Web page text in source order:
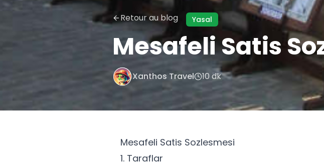
Retour au blog Yasal
Mesafeli Satis
Xanthos Travel 10 dk
Mesafeli Satis Sozlesmesi
1. Taraflar